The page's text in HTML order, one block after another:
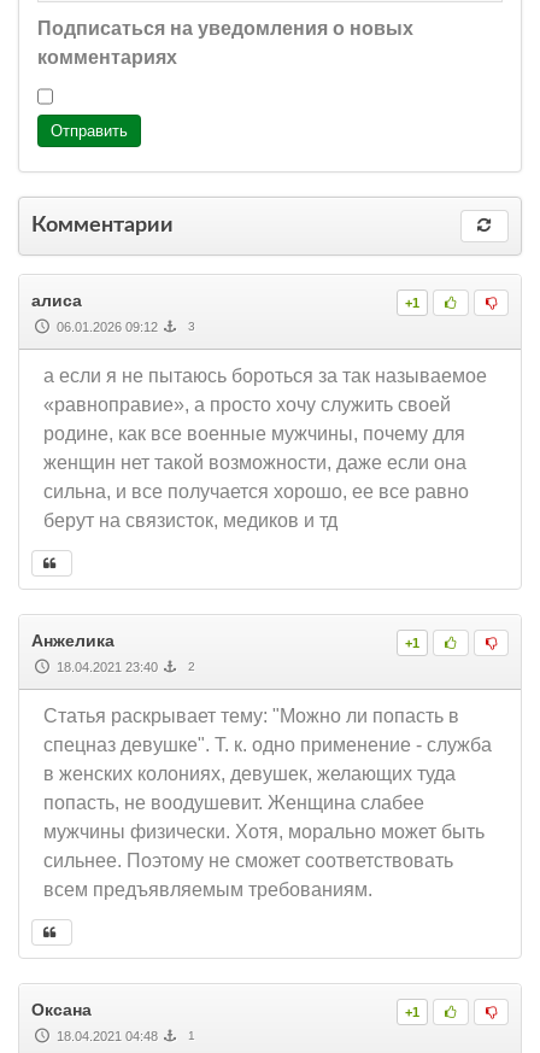
Подписаться на уведомления о новых
комментариях
Отправить
Комментарии
+1
алиса
06.01.2026 09:12 3
а если я не пытаюсь бороться за так называемое
«равноправие», а просто хочу служить своей
родине, как все военные мужчины, почему для
женщин нет такой возможности, даже если она
сильна, и все получается хорошо, ее все равно
берут на связисток, медиков и тд
+1
Анжелика
18.04.2021 23:40 2
Статья раскрывает тему: "Можно ли попасть в
спецназ девушке". Т. к. одно применение - служба
в женских колониях, девушек, желающих туда
попасть, не воодушевит. Женщина слабее
мужчины физически. Хотя, морально может быть
сильнее. Поэтому не сможет соответствовать
всем предъявляемым требованиям.
+1
Оксана
18.04.2021 04:48 1